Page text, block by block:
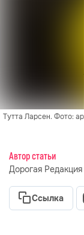
Тутта Ларсен. Фото:
Автор статьи
Дорогая Редакция
Ссылка